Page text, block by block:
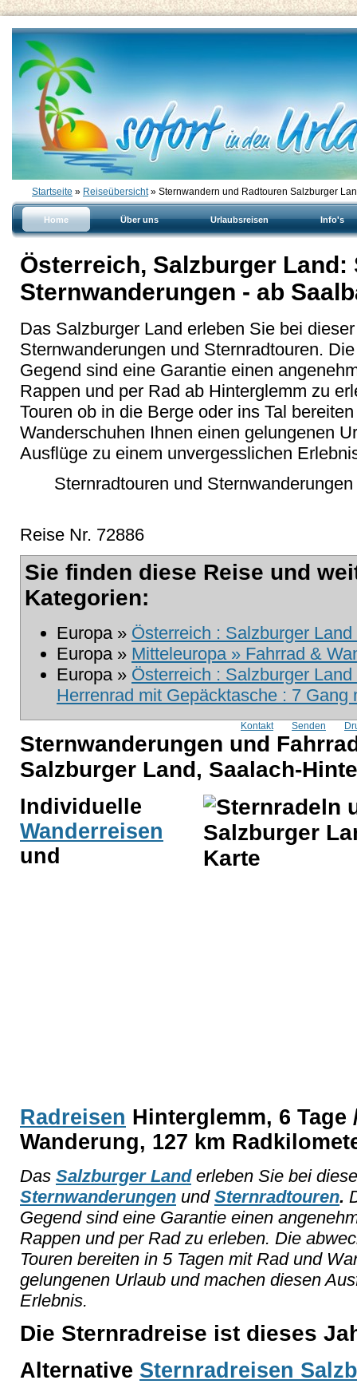
Startseite » Reiseübersicht» Sternwandern und Radtouren Salzburger
Home Über uns Urlaubsreisen Info's
Österreich, Salzburger
Sternwanderungen - ab
Das Salzburger Land erleben Sie bei
Sternwanderungen und Sternradtouren.
Gegend sind eine Garantie einen
Rappen und per Rad ab Hinterglemm zu
Touren ob in die Berge oder ins Tal
Wanderschuhen Ihnen einen gelungenen
Ausflüge zu einem unvergesslichen
Sternradtouren und
Reise Nr. 72886
Sie finden diese Reise und
Kategorien:
Europa » Österreich : Salzburger
Europa » Mitteleuropa » Fahrrad &
Europa » Österreich : Salzburger
Herrenrad mit Gepäcktasche : 7 Gang
Kontakt Senden
Sternwanderungen und
Salzburger Land, Saalach-
Individuelle
Wanderreisen
und
Radreisen Hinterglemm, 6
Wanderung, 127 km
Das Salzburger Landerleben Sie bei
Sternwanderungen und Sternradtouren.
Gegend sind eine Garantie einen
Rappen und per Rad zu erleben. Die
Touren bereiten in 5 Tagen mit Rad und
gelungenen Urlaub und machen diesen
Erlebnis.
Die Sternradreise ist dieses
Alternative Sternradreisen